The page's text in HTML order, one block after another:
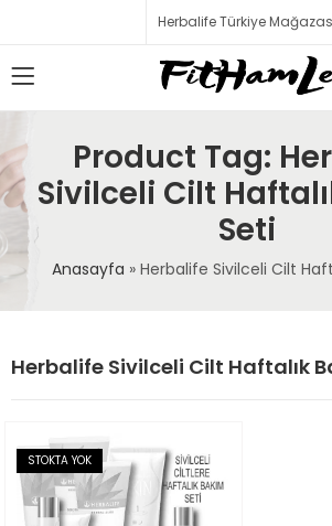
Herbalife Türkiye
Product Tag:
Sivilceli Cilt
Seti
Anasayfa » Herbalife Sivilceli Cilt
Herbalife Sivilceli Cilt Haftalık
STOKTA YOK